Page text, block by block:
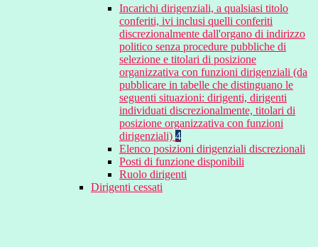
Incarichi dirigenziali, a qualsiasi titolo
conferiti, ivi inclusi quelli conferiti
discrezionalmente dall'organo di indirizzo
politico senza procedure pubbliche di
selezione e titolari di posizione
organizzativa con funzioni dirigenziali (da
pubblicare in tabelle che distinguano le
seguenti situazioni: dirigenti, dirigenti
individuati discrezionalmente, titolari di
posizione organizzativa con funzioni
dirigenziali) 4
Elenco posizioni dirigenziali discrezionali
Posti di funzione disponibili
Ruolo dirigenti
Dirigenti cessati